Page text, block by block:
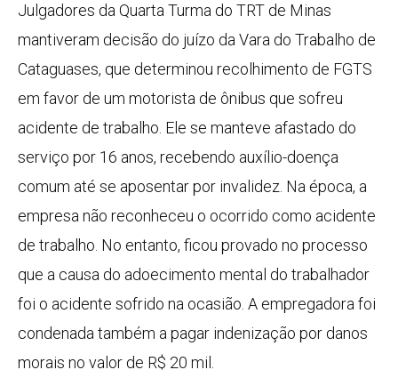
Julgadores da Quarta Turma do TRT de Minas
mantiveram decisão do juízo da Vara do Trabalho de
Cataguases, que determinou recolhimento de FGTS
em favor de um motorista de ônibus que sofreu
acidente de trabalho. Ele se manteve afastado do
serviço por 16 anos, recebendo auxílio-doença
comum até se aposentar por invalidez. Na época, a
empresa não reconheceu o ocorrido como acidente
de trabalho. No entanto, ficou provado no processo
que a causa do adoecimento mental do trabalhador
foi o acidente sofrido na ocasião. A empregadora foi
condenada também a pagar indenização por danos
morais no valor de R$ 20 mil.